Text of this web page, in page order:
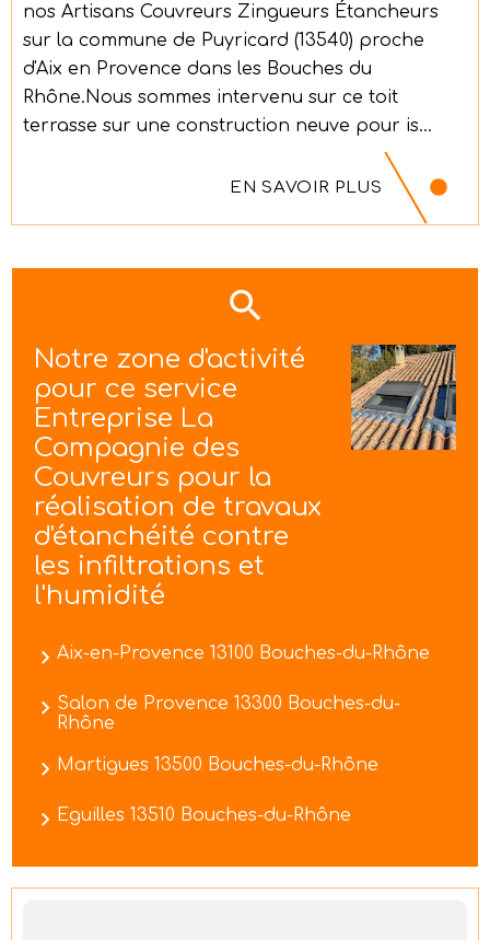
nos Artisans Couvreurs Zingueurs Étancheurs
sur la commune de Puyricard (13540) proche
d'Aix en Provence dans les Bouches du
Rhône.Nous sommes intervenu sur ce toit
terrasse sur une construction neuve pour is...
EN SAVOIR PLUS
Notre zone d'activité
pour ce service
Entreprise La
Compagnie des
Couvreurs pour la
réalisation de travaux
d'étanchéité contre
les infiltrations et
l'humidité
Aix-en-Provence 13100 Bouches-du-Rhône
Salon de Provence 13300 Bouches-du-
Rhône
Martigues 13500 Bouches-du-Rhône
Eguilles 13510 Bouches-du-Rhône